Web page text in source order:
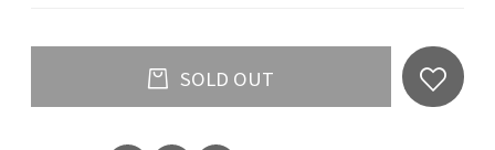
SOLD OUT